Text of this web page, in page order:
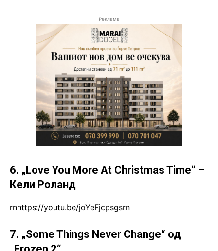
Реклама
6. „Love You More At Christmas Time“ –
Кели Роланд
rnhttps://youtu.be/joYeFjcpsgsrn
7. „Some Things Never Change“ од